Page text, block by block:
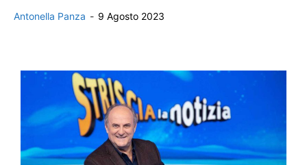
Antonella Panza - 9 Agosto 2023